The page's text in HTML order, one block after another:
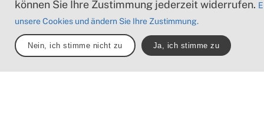
können Sie Ihre Zustimmung jederzeit widerrufen.
unsere Cookies und ändern Sie Ihre Zustimmung.
Nein, ich stimme nicht zu Ja, ich stimme zu